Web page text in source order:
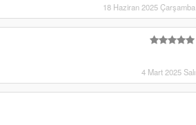
18 Haziran 2025 Çarşamba
4 Mart 2025 Salı